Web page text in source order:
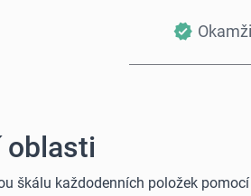
oblasti
každodenních položek